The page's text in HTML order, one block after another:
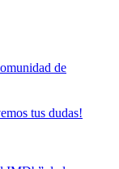
de
tus dudas!